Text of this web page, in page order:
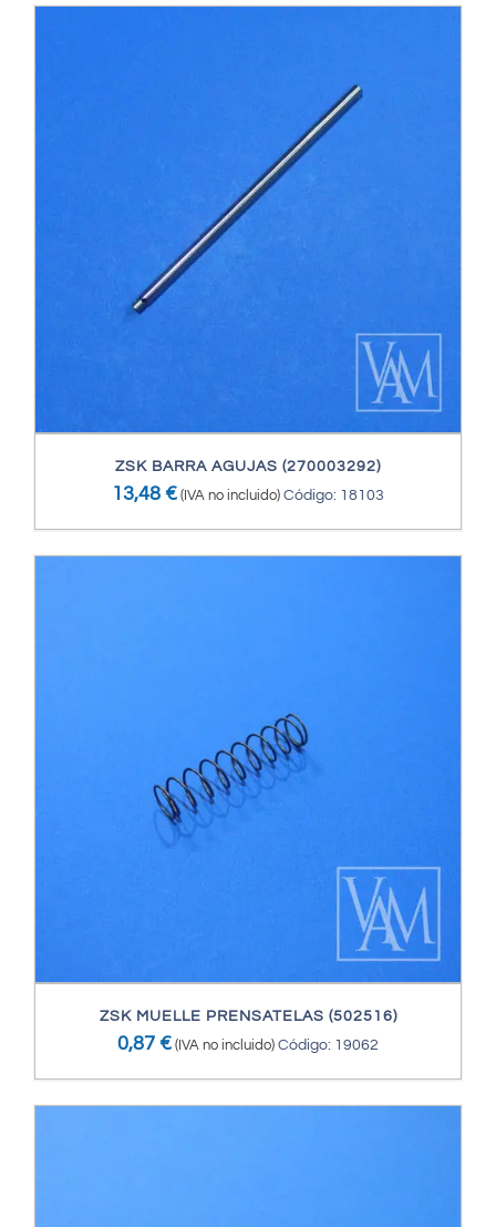
ZSK BARRA AGUJAS (270003292)
13,48 € (IVA no incluido) Código: 18103
ZSK MUELLE PRENSATELAS (502516)
0,87 € (IVA no incluido) Código: 19062